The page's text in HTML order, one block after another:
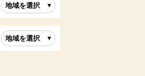
地域を選択
地域を選択